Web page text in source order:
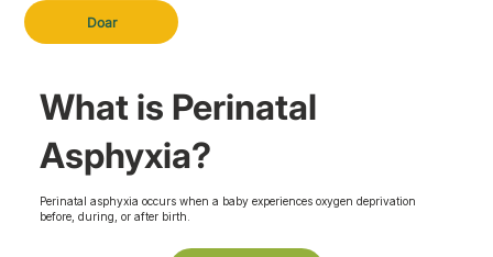
Doar
What is Perinatal
Asphyxia?
Perinatal asphyxia occurs when a baby experiences oxygen deprivation
before, during, or after birth.